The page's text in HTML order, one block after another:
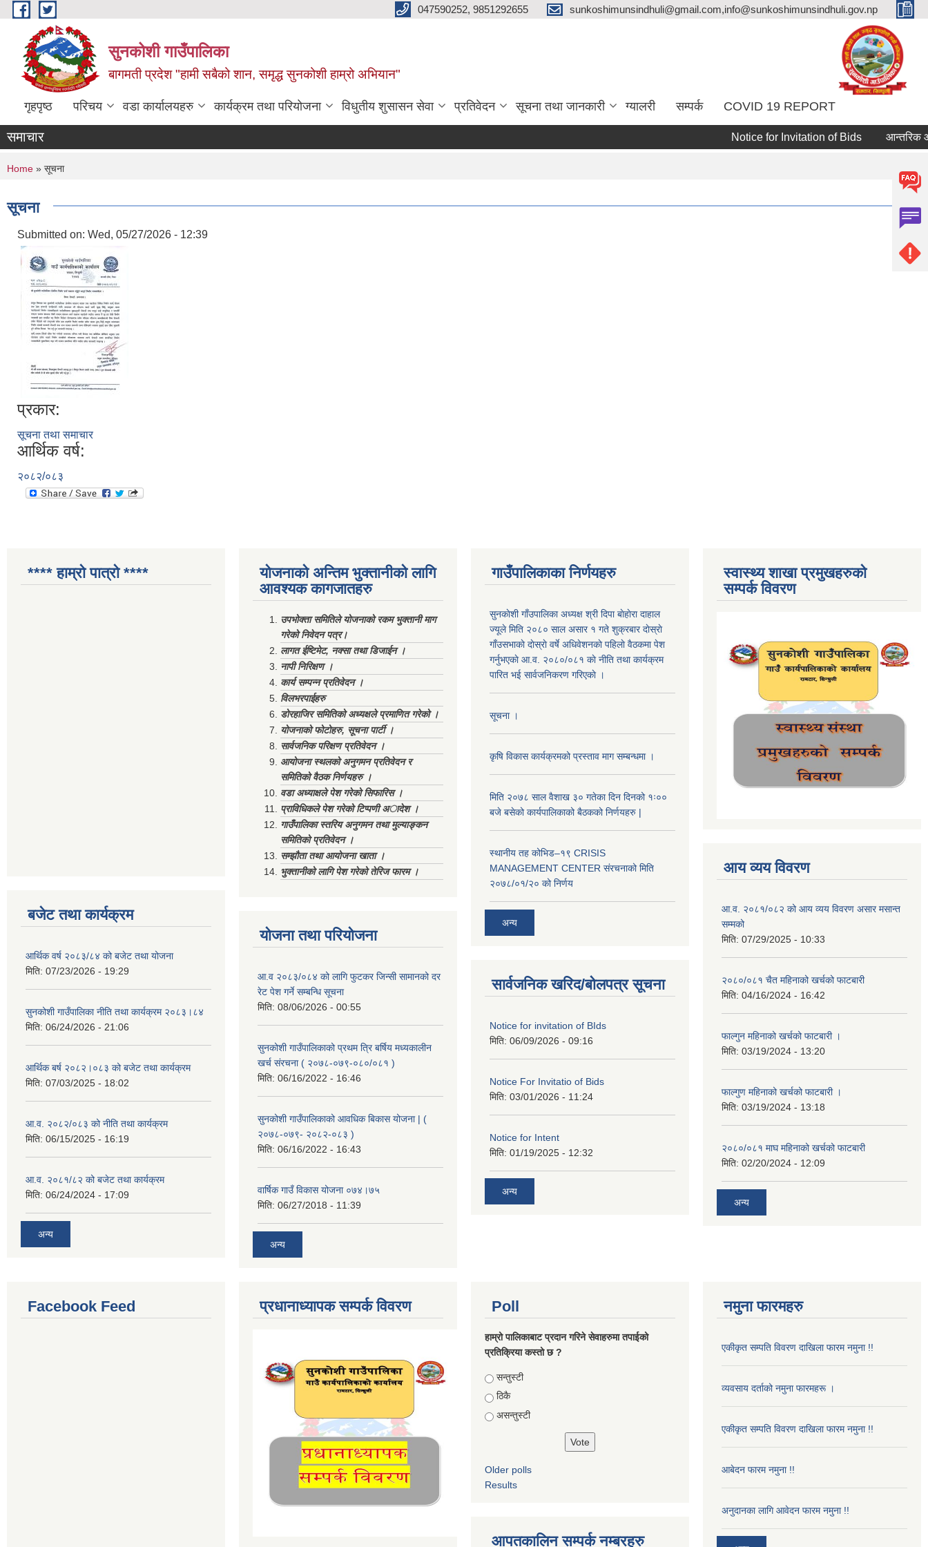
Skip to main content 047590252, 9851292655 sunkoshimunsindhuli@gmail.com,info@sunkoshimunsindhuli.gov.np
सुनकोशी गाउँपालिका
बागमती प्रदेश "हामी सबैको शान, समृद्ध सुनकोशी हाम्रो अभियान"
गृहपृष्ठ परिचय वडा कार्यालयहरु कार्यक्रम तथा परियोजना विधुतीय शुसासन सेवा प्रतिवेदन सूचना तथा जानकारी ग्यालरी सम्पर्क COVID 19 REPORT
समाचार Notice for Invitation of Bids आन्तरिक आय संकलन
You are here
Home » सूचना
सूचना
Submitted on: Wed, 05/27/2026 - 12:39
प्रकार:
सूचना तथा समाचार
आर्थिक वर्ष:
२०८२/०८३
**** हाम्रो पात्रो ****
बजेट तथा कार्यक्रम
आर्थिक वर्ष २०८३/८४ को बजेट तथा योजना
मिति: 07/23/2026 - 19:29
सुनकोशी गाउँपालिका नीति तथा कार्यक्रम २०८३।८४
मिति: 06/24/2026 - 21:06
आर्थिक बर्ष २०८२।०८३ को बजेट तथा कार्यक्रम
मिति: 07/03/2025 - 18:02
आ.व. २०८२/०८३ को नीति तथा कार्यक्रम
मिति: 06/15/2025 - 16:19
आ.व. २०८१/८२ को बजेट तथा कार्यक्रम
मिति: 06/24/2024 - 17:09
अन्य
योजनाको अन्तिम भुक्तानीको लागि
आवश्यक कागजातहरु
उपभोक्ता समितिले योजनाको रकम भुक्तानी माग
गरेको निवेदन पत्र।
लागत ईष्टिमेट, नक्सा तथा डिजाईन ।
नापी निरिक्षण ।
कार्य सम्पन्न प्रतिवेदन ।
विलभरपाईहरु
डोरहाजिर समितिको अध्यक्षले प्रमाणित गरेको ।
योजनाको फोटोहरु, सूचना पार्टी ।
सार्वजनिक परिक्षण प्रतिवेदन ।
आयोजना स्थलको अनुगमन प्रतिवेदन र
समितिको वैठक निर्णयहरु ।
वडा अध्याक्षले पेश गरेको सिफारिस ।
प्राविधिकले पेश गरेको टिप्पणी अादेश ।
गाउँपालिका स्तरिय अनुगमन तथा मुल्याङ्कन
समितिको प्रतिवेदन ।
सम्झौता तथा आयोजना खाता ।
भुक्तानीको लागि पेश गरेको तेरिज फारम ।
योजना तथा परियोजना
आ.व २०८३/०८४ को लागि फुटकर जिन्सी सामानको दर
रेट पेश गर्ने सम्बन्धि सूचना
मिति: 08/06/2026 - 00:55
सुनकोशी गाउँपालिकाको प्रथम त्रि बर्षिय मध्यकालीन
खर्च संरचना ( २०७८-०७९-०८०/०८१ )
मिति: 06/16/2022 - 16:46
सुनकोशी गाउँपालिकाको आवधिक बिकास योजना | (
२०७८-०७९- २०८२-०८३ )
मिति: 06/16/2022 - 16:43
वार्षिक गाउँ विकास योजना ०७४।७५
मिति: 06/27/2018 - 11:39
अन्य
गाउँपालिकाका निर्णयहरु
सुनकाेशी गाँउपालिका अध्यक्ष श्री दिपा बाेहाेरा दाहाल
ज्यूले मिति २०८० साल असार १ गते शुक्रबार दाेस्राे
गाँउसभाकाे दाेस्राे वर्षे अधिवेशनकाे पहिलाे वैठकमा पेश
गर्नुभएकाे आ.व. २०८०/०८१ काे नीति तथा कार्यक्रम
पारित भई सार्वजनिकरण गरिएकाे ।
सूचना ।
कृषि विकास कार्यक्रमको प्रस्ताव माग सम्बन्धमा ।
मिति २०७८ साल वैशाख ३० गतेका दिन दिनको १ः००
बजे बसेको कार्यपालिकाको बैठकको निर्णयहरु |
स्थानीय तह कोभिड–१९ CRISIS
MANAGEMENT CENTER संरचनाको मिति
२०७८/०१/२० को निर्णय
अन्य
सार्वजनिक खरिद/बोलपत्र सूचना
Notice for invitation of BIds
मिति: 06/09/2026 - 09:16
Notice For Invitatio of Bids
मिति: 03/01/2026 - 11:24
Notice for Intent
मिति: 01/19/2025 - 12:32
अन्य
स्वास्थ्य शाखा प्रमुखहरुको
सम्पर्क विवरण
आय व्यय विवरण
आ.व. २०८१/०८२ को आय व्यय विवरण असार मसान्त
सम्मको
मिति: 07/29/2025 - 10:33
२०८०/०८१ चैत महिनाको खर्चको फाटबारी
मिति: 04/16/2024 - 16:42
फाल्गुन महिनाको खर्चको फाटबारी ।
मिति: 03/19/2024 - 13:20
फाल्गुण महिनाको खर्चको फाटबारी ।
मिति: 03/19/2024 - 13:18
२०८०/०८१ माघ महिनाको खर्चको फाटबारी
मिति: 02/20/2024 - 12:09
अन्य
Facebook Feed प्रधानाध्यापक सम्पर्क विवरण Poll
हाम्रो पालिकाबाट प्रदान गरिने सेवाहरुमा तपाईको
प्रतिक्रिया कस्तो छ ?
Choices
सन्तुस्टी
ठिकै
असन्तुस्टी
Older polls
Results
आपतकालिन सम्पर्क नम्बरहरु
नमुना फारमहरु
एकीकृत सम्पति विवरण दाखिला फारम नमुना !!
व्यवसाय दर्ताको नमुना फारमहरू ।
एकीकृत सम्पति विवरण दाखिला फारम नमुना !!
आबेदन फारम नमुना !!
अनुदानका लागि आवेदन फारम नमुना !!